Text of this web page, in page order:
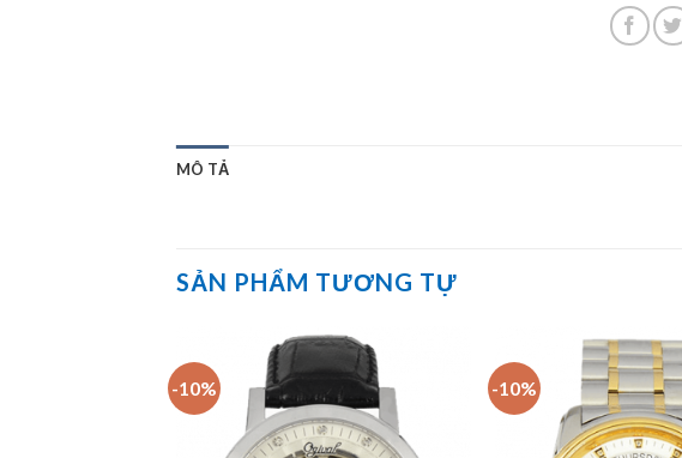
MÔ TẢ
SẢN PHẨM TƯƠNG TỰ
-10% -10%